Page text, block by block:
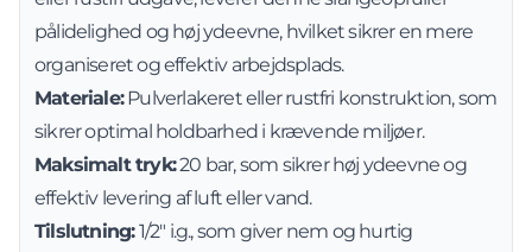
pålidelighed og høj ydeevne, hvilket sikrer en mere
organiseret og effektiv arbejdsplads.
Materiale:Pulverlakeret eller rustfri konstruktion, som
sikrer optimal holdbarhed i krævende miljøer.
Maksimalt tryk:20 bar, som sikrer høj ydeevne og
effektiv levering af luft eller vand.
Tilslutning:1/2" i.g., som giver nem og hurtig